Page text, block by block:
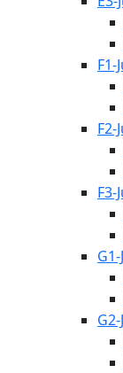
F1-
F2-
F3-